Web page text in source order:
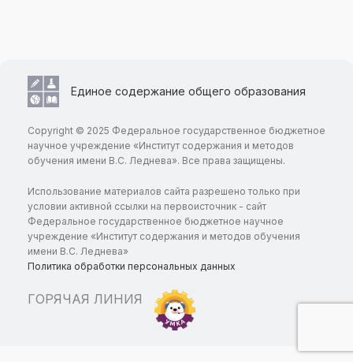
Единое содержание общего образования
Copyright © 2025 Федеральное государственное бюджетное
научное учреждение «Институт содержания и методов
обучения имени В.С. Леднева». Все права защищены.
Использование материалов сайта разрешено только при
условии активной ссылки на первоисточник - сайт
Федеральное государственное бюджетное научное
учреждение «Институт содержания и методов обучения
имени В.С. Леднева»
Политика обработки персональных данных
ГОРЯЧАЯ ЛИНИЯ